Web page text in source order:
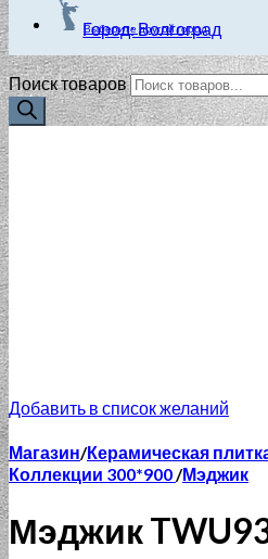
Город: Волгоград
Выберите другой город
Поиск товаров
Добавить в список желаний
Магазин/Керамическая
Коллекции 300*900/Мэджик
Мэджик